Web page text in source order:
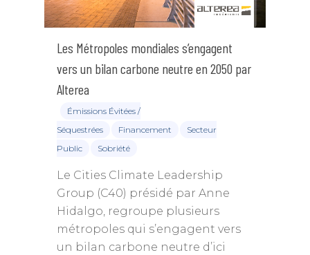
Les Métropoles mondiales s’engagent
vers un bilan carbone neutre en 2050 par
Alterea
Émissions Évitées /
Séquestrées
Financement
Secteur
Public
Sobriété
Le Cities Climate Leadership
Group (C40) présidé par Anne
Hidalgo, regroupe plusieurs
métropoles qui s’engagent vers
un bilan carbone neutre d’ici